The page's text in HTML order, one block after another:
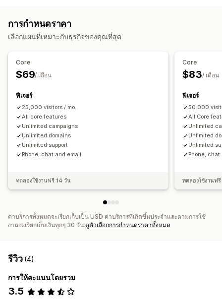
เมื่อตั้งใจออก
ส่วนลด
จดหมายข่าว แบบฟอร์ม แบนเนอร์ ประกาศ
การจัดการป๊อปอัพ
แบบอักษรที่กำหนดเอง
รายชื่อการจัดเก็บสำหรับอีเมล
รายชื่อการจัดเก็บสำหรับ SMS
แคมเปญ
ทริกเกอร์และกฎ
การกำหนดเป้าหมาย
การติดแท็ก การรายงาน
การติดตาม
การกำหนดราคา
เลือกแผนที่เหมาะกับธุรกิจของคุณที่สุด
Core
$69/ เดือน
ฟีเจอร์
25,000 visitors / mo.
All core features
Unlimited campaigns
Unlimited domains
Unlimited support
Phone, chat and email
ทดลองใช้งานฟรี 14 วัน
Core
$83/ เดือน
ฟีเจอร์
50.000
All Core
Unlimited
Unlimited
Unlimited
Phone,
ทดลองใช้งานฟ
ค่าบริการทั้งหมดจะเรียกเก็บเป็น USD ค่าบริการที่เกิดขึ้นประจำและตามการใช้
งานจะเรียกเก็บเงินทุกๆ 30 วัน ดูตัวเลือกการกำหนดราคาทั้งหมด
รีวิว (4)
การให้คะแนนโดยรวม
3.5